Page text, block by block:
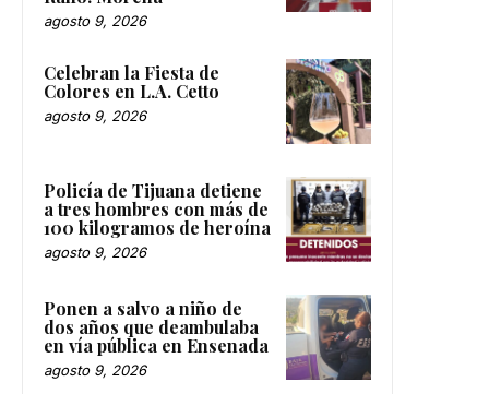
agosto 9, 2026
Celebran la Fiesta de
Colores en L.A. Cetto
agosto 9, 2026
Policía de Tijuana detiene
a tres hombres con más de
100 kilogramos de heroína
agosto 9, 2026
Ponen a salvo a niño de
dos años que deambulaba
en vía pública en Ensenada
agosto 9, 2026